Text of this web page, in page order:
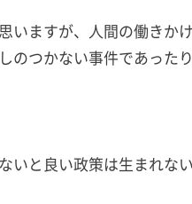
いますが、人間の働きか
つかない事件であったり
いと良い政策は生まれない